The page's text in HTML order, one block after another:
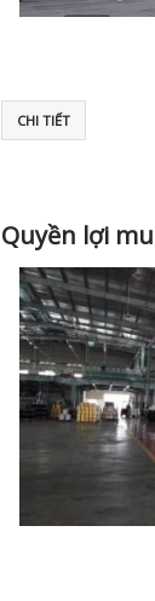
CHI TIẾT
Quyền lợi